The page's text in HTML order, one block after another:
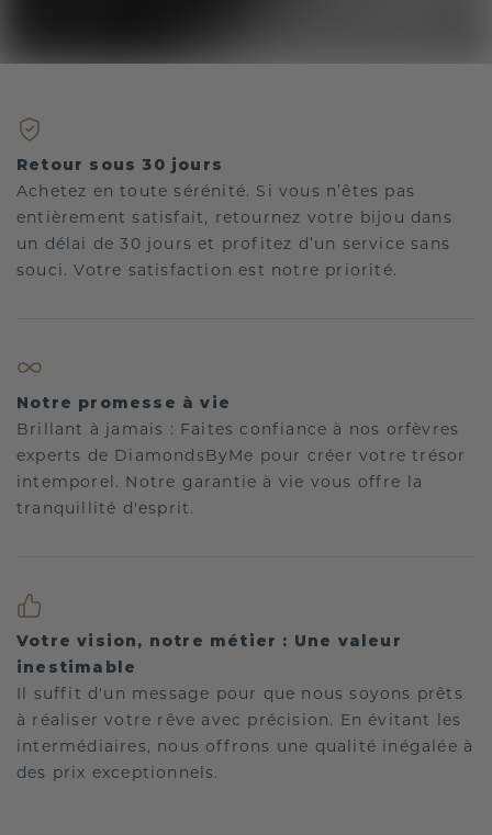
Retour sous 30 jours
Achetez en toute sérénité. Si vous n’êtes pas
entièrement satisfait, retournez votre bijou dans
un délai de 30 jours et profitez d’un service sans
souci. Votre satisfaction est notre priorité.
Notre promesse à vie
Brillant à jamais : Faites confiance à nos orfèvres
experts de DiamondsByMe pour créer votre trésor
intemporel. Notre garantie à vie vous offre la
tranquillité d'esprit.
Votre vision, notre métier : Une valeur
inestimable
Il suffit d'un message pour que nous soyons prêts
à réaliser votre rêve avec précision. En évitant les
intermédiaires, nous offrons une qualité inégalée à
des prix exceptionnels.